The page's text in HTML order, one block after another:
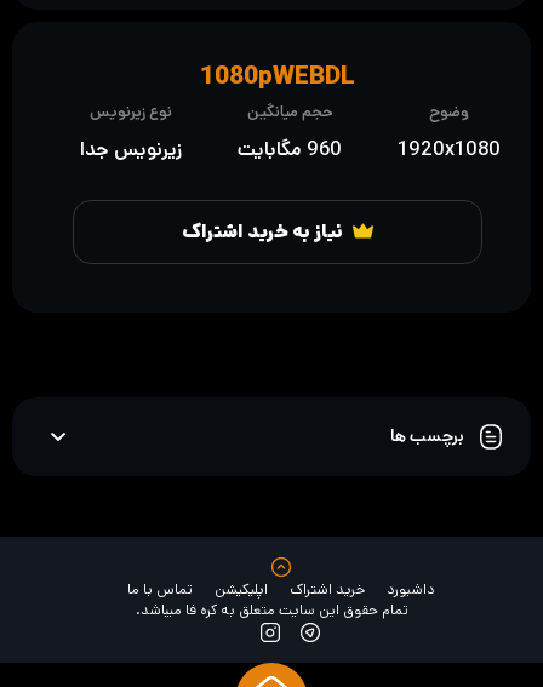
نیاز به خرید اشتراک
وضوح
1920x1080
حجم میانگین
960 مگابایت
نوع زیرنویس
زیرنویس جدا
1080pWEBDL
برچسب ها
داشبورد خرید اشتراک اپلیکیشن
تماس با ما
تمام حقوق این سایت متعلق به کره فا میباشد.